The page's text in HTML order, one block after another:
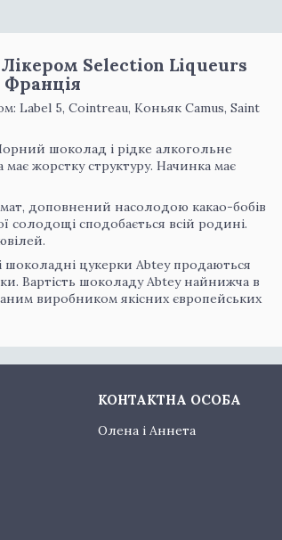
Selection Liqueurs
Франція
Label 5, Cointreau, Коньяк Camus, Saint
шоколад і рідке алкогольне
жорстку структуру. Начинка має
доповнений насолодою какао-бобів
солодощі сподобається всій родині.
шоколадні цукерки Abtey продаються
Вартість шоколаду Abtey найнижча в
виробником якісних європейських
Олена і Аннета